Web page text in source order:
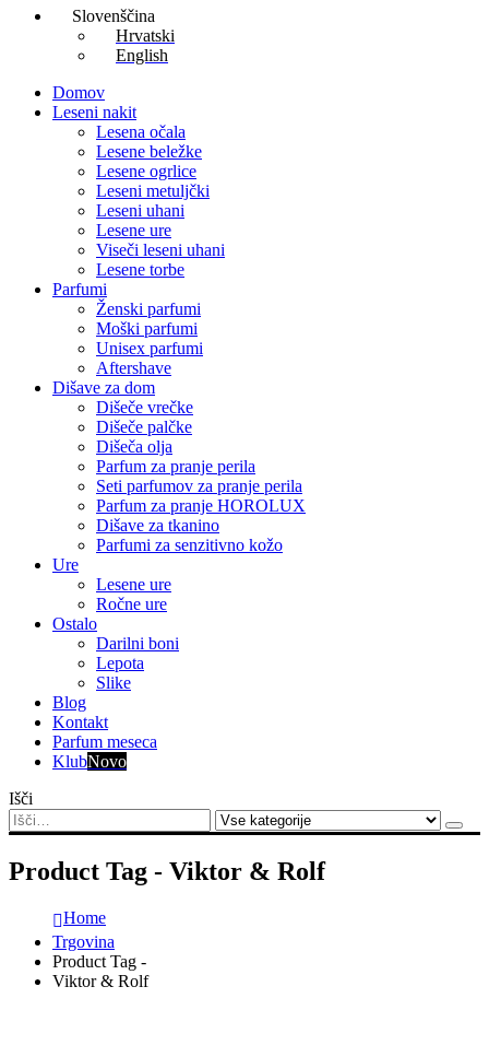
Slovenščina
Hrvatski
English
Domov
Leseni nakit
Lesena očala
Lesene beležke
Lesene ogrlice
Leseni metuljčki
Leseni uhani
Lesene ure
Viseči leseni uhani
Lesene torbe
Parfumi
Ženski parfumi
Moški parfumi
Unisex parfumi
Aftershave
Dišave za dom
Dišeče vrečke
Dišeče palčke
Dišeča olja
Parfum za pranje perila
Seti parfumov za pranje perila
Parfum za pranje HOROLUX
Dišave za tkanino
Parfumi za senzitivno kožo
Ure
Lesene ure
Ročne ure
Ostalo
Darilni boni
Lepota
Slike
Blog
Kontakt
Parfum meseca
KlubNovo
Išči
Product Tag - Viktor & Rolf
Home
Trgovina
Product Tag -
Viktor & Rolf